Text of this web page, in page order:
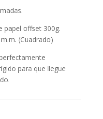
papel offset 300g.
(Cuadrado)
para que llegue